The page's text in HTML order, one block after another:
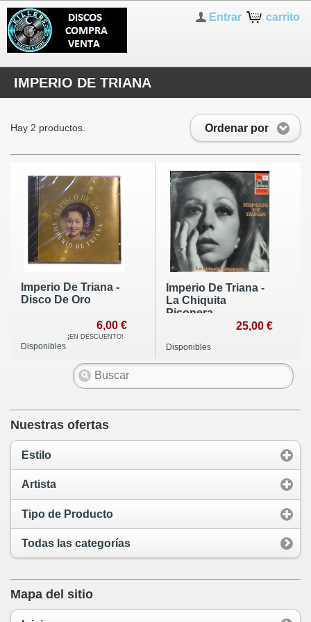
carrito
Entrar
IMPERIO DE TRIANA
Ordenar por
Hay 2 productos.
Imperio De Triana -
Disco De Oro
6,00 €
¡EN DESCUENTO!
Disponibles
Imperio De Triana -
La Chiquita
Piconera
25,00 €
Disponibles
Nuestras ofertas
Estilo
Artista
Tipo de Producto
Todas las categorías
Mapa del sitio